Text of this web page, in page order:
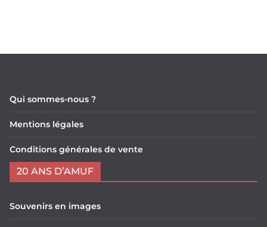
Qui sommes-nous ?
Mentions légales
Conditions générales de vente
20 ANS D’AMUF
Souvenirs en images